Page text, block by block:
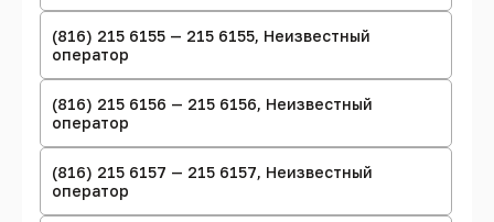
(816) 215 6155 — 215 6155, Неизвестный
оператор
(816) 215 6156 — 215 6156, Неизвестный
оператор
(816) 215 6157 — 215 6157, Неизвестный
оператор